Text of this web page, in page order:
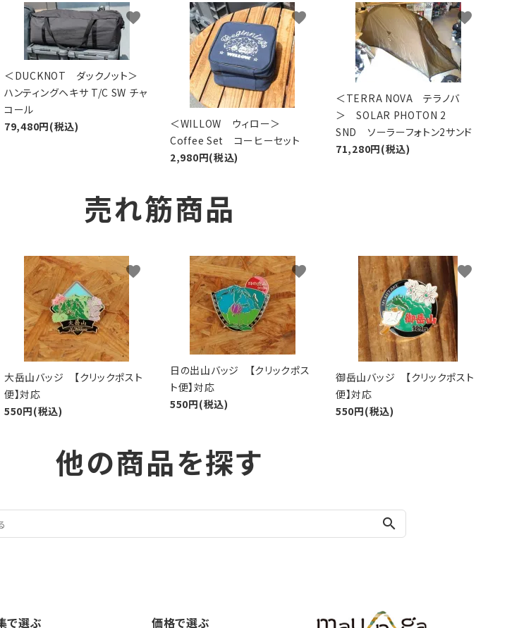
＜DUCKNOT ダックノット＞
ハンティングヘキサ T/C SW チャ
コール
79,480円(税込)
favorite
＜WILLOW ウィロー＞
Coffee Set コーヒーセット
2,980円(税込)
favorite
＜TERRA NOVA テラノバ
＞ SOLAR PHOTON 2
SND ソーラーフォトン2サンド
71,280円(税込)
favorite
売れ筋商品
大岳山バッジ 【クリックポスト
便】対応
550円(税込)
favorite
日の出山バッジ 【クリックポス
ト便】対応
550円(税込)
favorite
御岳山バッジ 【クリックポスト
便】対応
550円(税込)
favorite
他の商品を探す
search
で選ぶ 価格で選ぶ